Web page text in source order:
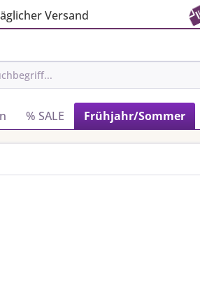
Versand
% SALE Frühjahr/Sommer